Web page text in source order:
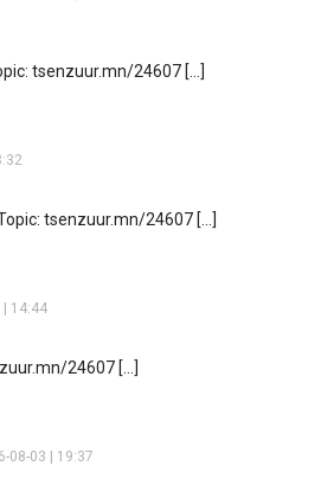
tsenzuur.mn/24607 […]
tsenzuur.mn/24607 […]
| 14:44
24607 […]
08-03 | 19:37